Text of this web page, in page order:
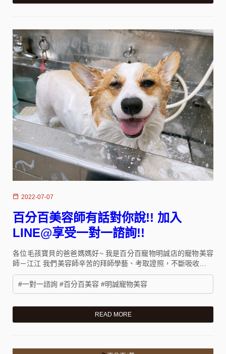
2022-07-07
百分百美容師有話對你說!! 加入
LINE@享受一對一諮詢!!
各位毛孩寶貝的爸爸媽媽好~ 我是百分百寵物明誠店的寵物美容
師－江江 我們美容師辛苦的拜師學藝、考取證照，不斷吸收新知
以擁有專業技術和獨到的造型設計，其實都是為了瞭解毛孩們美
容的需求，再以專業、耐心和愛心，提供最適合毛孩們的美容洗
澡方式!!
#一對一諮詢 #百分百美容 #明誠寵物美容
READ MORE